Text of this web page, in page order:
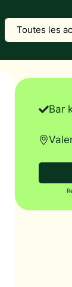
Toutes les
Bar